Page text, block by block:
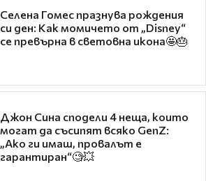
Селена Гомес празнува рождения
си ден: Как момичето от „Disney“
се превърна в световна икона🤩🎂
Джон Сина сподели 4 неща, които
могат да съсипят всяко GenZ:
„Ако ги имаш, провалът е
гарантиран“🧐💥